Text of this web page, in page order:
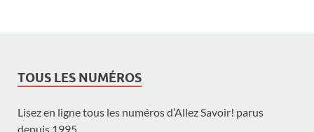
TOUS LES NUMÉROS
Lisez en ligne tous les numéros d’Allez Savoir! parus
depuis 1995